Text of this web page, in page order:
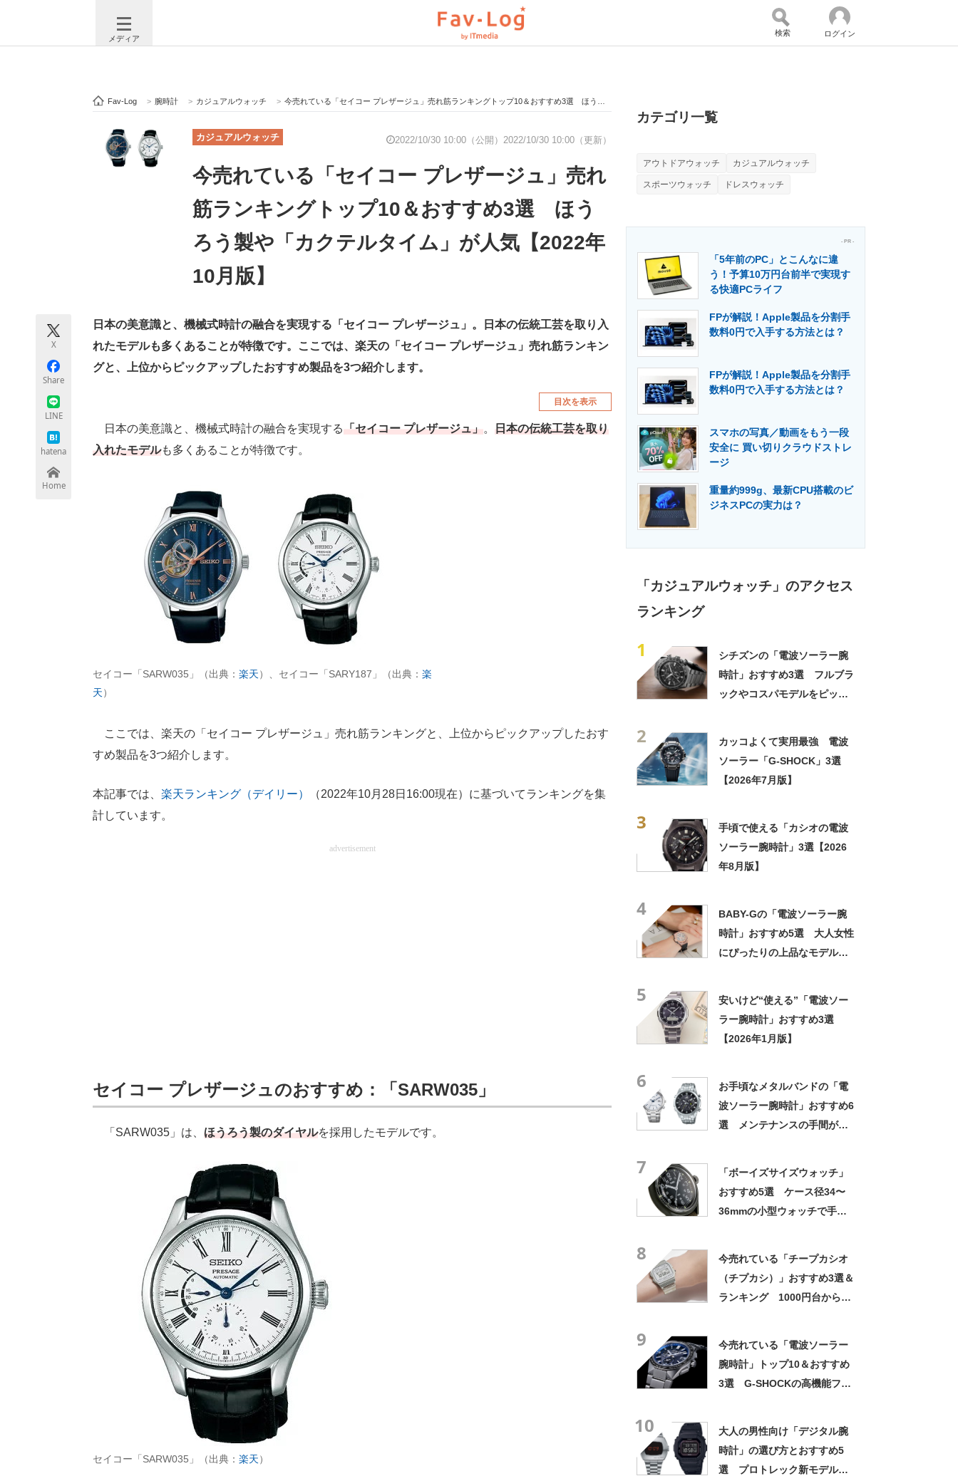
メディア
注目記事を集めた総合ページ ITの今と未来を見通す スマホと通信の最新トレンド 進化するPCとデバイスの未来
ビジネスと働き方のヒント AI活用のいまが分かる 企業ITのトレンドを詳説 経営リーダーのコミュニティ
ITエンジニア向け専門サイト 企業向けIT製品の総合サイト IT製品の技術・比較・事例 製造業のIT導入・活用を支援
ちょっと気になるネットの話題
検索 ログイン
Fav-Log > 腕時計 > カジュアルウォッチ > 今売れている「セイコー プレザージュ」売れ筋ランキングトップ10＆おすすめ3選 ほうろう製や「カクテルタイム」が人気【2022年10月版】
カジュアルウォッチ 2022/10/30 10:00（公開） 2022/10/30 10:00（更新）
今売れている「セイコー プレザージュ」売れ
筋ランキングトップ10＆おすすめ3選 ほう
ろう製や「カクテルタイム」が人気【2022年
10月版】
X
Share
LINE
hatena
Home
日本の美意識と、機械式時計の融合を実現する「セイコー プレザージュ」。日本の伝統工芸を取り入
れたモデルも多くあることが特徴です。ここでは、楽天の「セイコー プレザージュ」売れ筋ランキン
グと、上位からピックアップしたおすすめ製品を3つ紹介します。
目次を表示
日本の美意識と、機械式時計の融合を実現する「セイコー プレザージュ」。 日本の伝統工芸を取り
入れたモデルも多くあることが特徴です。
セイコー「SARW035」（出典： 楽天）、セイコー「SARY187」（出典： 楽
天）
ここでは、楽天の「セイコー プレザージュ」売れ筋ランキングと、上位からピックアップしたおす
すめ製品を3つ紹介します。
本記事では、 楽天ランキング（デイリー）
（2022年10月28日16:00現在）に基づいてランキングを集
計しています。
advertisement
セイコー プレザージュのおすすめ：「SARW035」
「SARW035」は、 ほうろう製のダイヤルを採用したモデルです。
セイコー「SARW035」（出典： 楽天）
カテゴリ一覧
アウトドアウォッチ カジュアルウォッチ
スポーツウォッチ ドレスウォッチ
- PR -
「5年前のPC」とこんなに違
う！予算10万円台前半で実現す
る快適PCライフ
FPが解説！Apple製品を分割手
数料0円で入手する方法とは？
FPが解説！Apple製品を分割手
数料0円で入手する方法とは？
スマホの写真／動画をもう一段
安全に 買い切りクラウドストレ
ージ
重量約999g、最新CPU搭載のビ
ジネスPCの実力は？
「カジュアルウォッチ」のアクセス
ランキング
1
シチズンの「電波ソーラー腕
時計」おすすめ3選 フルブラ
ックやコスパモデルをピック
2
カッコよくて実用最強 電波
ソーラー「G-SHOCK」3選
【2026年7月版】
3
手頃で使える「カシオの電波
ソーラー腕時計」3選【2026
年8月版】
4
BABY-Gの「電波ソーラー腕
時計」おすすめ5選 大人女性
にぴったりの上品なモデル
5
安いけど“使える”「電波ソー
ラー腕時計」おすすめ3選
【2026年1月版】
6
お手頃なメタルバンドの「電
波ソーラー腕時計」おすすめ6
選 メンテナンスの手間が少
7
「ボーイズサイズウォッチ」
おすすめ5選 ケース径34〜
36mmの小型ウォッチで手元
8
今売れている「チープカシオ
（チプカシ）」おすすめ3選＆
ランキング 1000円台から買
9
今売れている「電波ソーラー
腕時計」トップ10＆おすすめ
3選 G-SHOCKの高機能フル
10
大人の男性向け「デジタル腕
時計」の選び方とおすすめ5
選 プロトレック新モデルや